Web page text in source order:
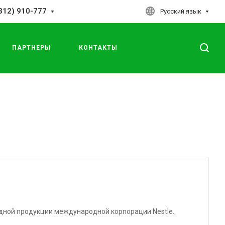
910-777 Русский язык
ПАРТНЕРЫ КОНТАКТЫ
продукции международной корпорации Nestle.